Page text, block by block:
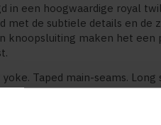
in een hoogwaardige royal
met de subtiele details en de
knoopsluiting maken het een
Taped main-seams.
cufflinks. 4 mm-thick buttons.